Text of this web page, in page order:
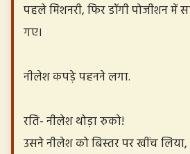
पहले मिशनरी, फिर डॉगी पोजीशन में
गए।
नीलेश कपड़े पहनने लगा.
रति- नीलेश थोड़ा रुको!
उसने नीलेश को बिस्तर पर खींच